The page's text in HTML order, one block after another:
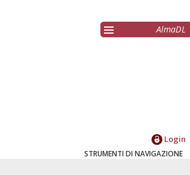
AlmaDL
Login
STRUMENTI DI NAVIGAZIONE